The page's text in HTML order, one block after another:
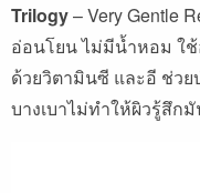
Trilogy– Very Gentle
อ่อนโยนไม่มีน้ำหอม ใ
ด้วยวิตามินซี และอี ช่วย
บางเบาไม่ทำให้ผิวรู้สึก